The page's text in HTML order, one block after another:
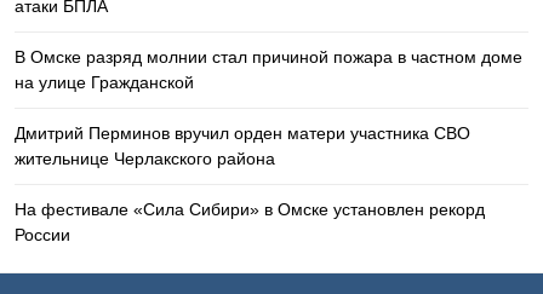
В Омске разряд молнии стал причиной пожара в частном доме
на улице Гражданской
Дмитрий Перминов вручил орден матери участника СВО
жительнице Черлакского района
На фестивале «Сила Сибири» в Омске установлен рекорд
России